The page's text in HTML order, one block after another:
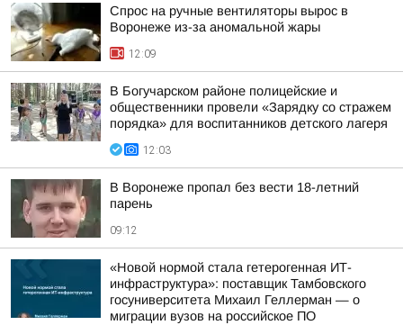
Спрос на ручные вентиляторы вырос в
Воронеже из-за аномальной жары
12:09
В Богучарском районе полицейские и
общественники провели «Зарядку со стражем
порядка» для воспитанников детского лагеря
12:03
В Воронеже пропал без вести 18-летний
парень
09:12
«Новой нормой стала гетерогенная ИТ-
инфраструктура»: поставщик Тамбовского
госуниверситета Михаил Геллерман — о
миграции вузов на российское ПО